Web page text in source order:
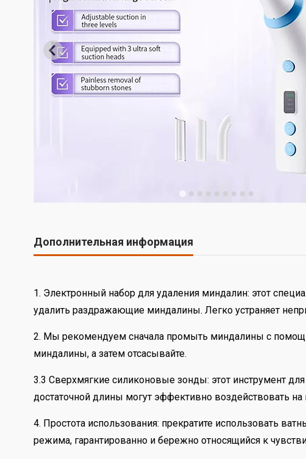
Дополнительная информация
1. Электронный набор для удаления миндалин: этот
удалить раздражающие миндалины. Легко устраняет
2. Мы рекомендуем сначала промыть миндалины с
миндалины, а затем отсасывайте.
3.3 Сверхмягкие силиконовые зонды: этот инструмент
достаточной длины могут эффективно воздействовать
4. Простота использования: прекратите использовать
режима, гарантированно и бережно относящийся к